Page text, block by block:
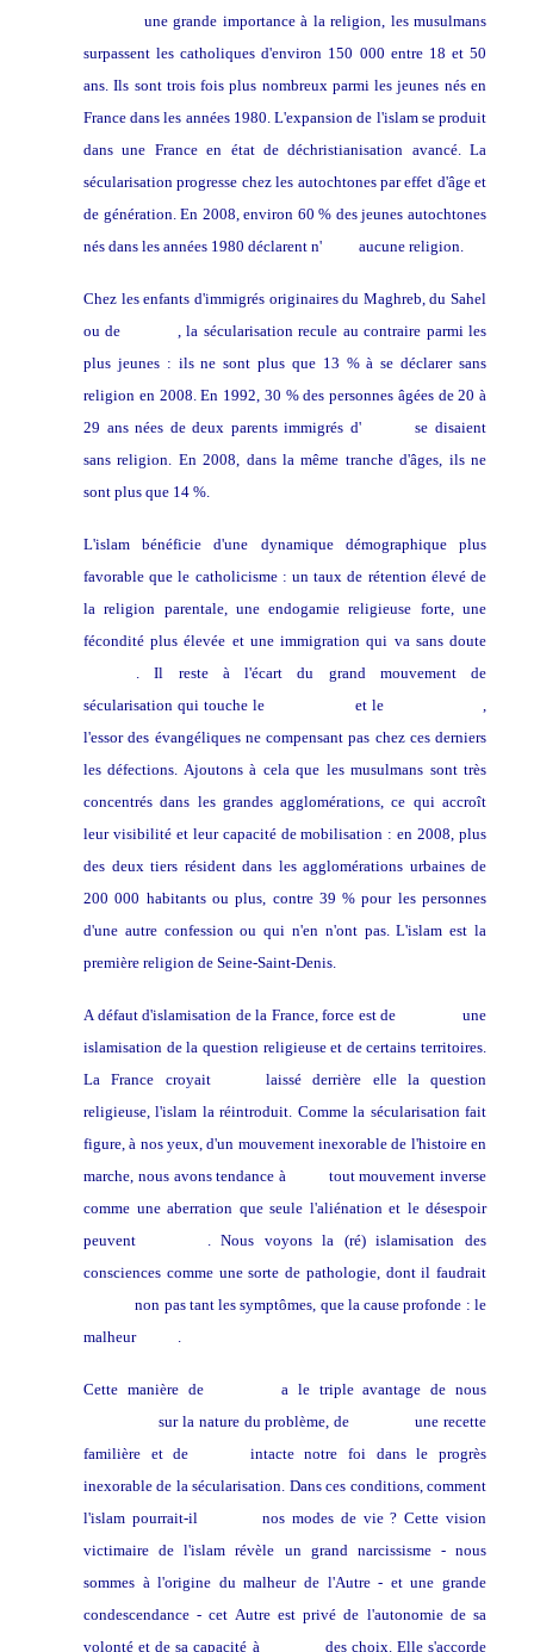
une grande importance à la religion, les musulmans
surpassent les catholiques d'environ 150 000 entre 18 et 50
ans. Ils sont trois fois plus nombreux parmi les jeunes nés en
France dans les années 1980. L'expansion de l'islam se produit
dans une France en état de déchristianisation avancé. La
sécularisation progresse chez les autochtones par effet d'âge et
de génération. En 2008, environ 60 % des jeunes autochtones
nés dans les années 1980 déclarent n'
aucune religion.
Chez les enfants d'immigrés originaires du Maghreb, du Sahel
ou de
, la sécularisation recule au contraire parmi les
plus jeunes : ils ne sont plus que 13 % à se déclarer sans
religion en 2008. En 1992, 30 % des personnes âgées de 20 à
29 ans nées de deux parents immigrés d'Algérie
se disaient
sans religion. En 2008, dans la même tranche d'âges, ils ne
sont plus que 14 %.
L'islam bénéficie d'une dynamique démographique plus
favorable que le catholicisme : un taux de rétention élevé de
la religion parentale, une endogamie religieuse forte, une
fécondité plus élevée et une immigration qui va sans doute
. Il reste à l'écart du grand mouvement de
sécularisation qui touche le
et le protestantisme,
l'essor des évangéliques ne compensant pas chez ces derniers
les défections. Ajoutons à cela que les musulmans sont très
concentrés dans les grandes agglomérations, ce qui accroît
leur visibilité et leur capacité de mobilisation : en 2008, plus
des deux tiers résident dans les agglomérations urbaines de
200 000 habitants ou plus, contre 39 % pour les personnes
d'une autre confession ou qui n'en n'ont pas. L'islam est la
première religion de Seine-Saint-Denis.
A défaut d'islamisation de la France, force est de
une
islamisation de la question religieuse et de certains territoires.
La France croyait
laissé derrière elle la question
religieuse, l'islam la réintroduit. Comme la sécularisation fait
figure, à nos yeux, d'un mouvement inexorable de l'histoire en
marche, nous avons tendance à
tout mouvement inverse
comme une aberration que seule l'aliénation et le désespoir
peuvent
. Nous voyons la (ré) islamisation des
consciences comme une sorte de pathologie, dont il faudrait
non pas tant les symptômes, que la cause profonde : le
malheur
.
Cette manière de
a le triple avantage de nous
sur la nature du problème, de
une recette
familière et de
intacte notre foi dans le progrès
inexorable de la sécularisation. Dans ces conditions, comment
l'islam pourrait-il
nos modes de vie ? Cette vision
victimaire de l'islam révèle un grand narcissisme - nous
sommes à l'origine du malheur de l'Autre - et une grande
condescendance - cet Autre est privé de l'autonomie de sa
volonté et de sa capacité à
des choix. Elle s'accorde